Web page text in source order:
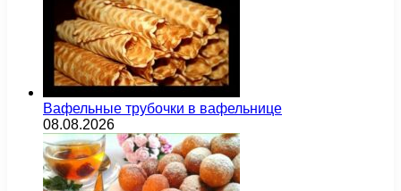
Вафельные трубочки в вафельнице
08.08.2026